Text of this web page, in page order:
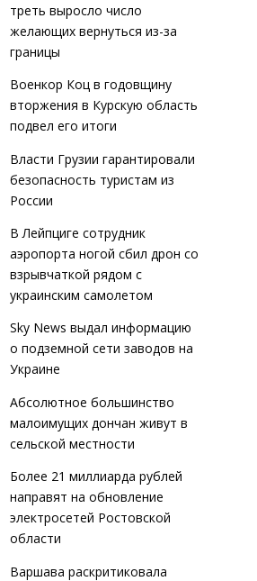
треть выросло число
желающих вернуться из-за
границы
Военкор Коц в годовщину
вторжения в Курскую область
подвел его итоги
Власти Грузии гарантировали
безопасность туристам из
России
В Лейпциге сотрудник
аэропорта ногой сбил дрон со
взрывчаткой рядом с
украинским самолетом
Sky News выдал информацию
о подземной сети заводов на
Украине
Абсолютное большинство
малоимущих дончан живут в
сельской местности
Более 21 миллиарда рублей
направят на обновление
электросетей Ростовской
области
Варшава раскритиковала